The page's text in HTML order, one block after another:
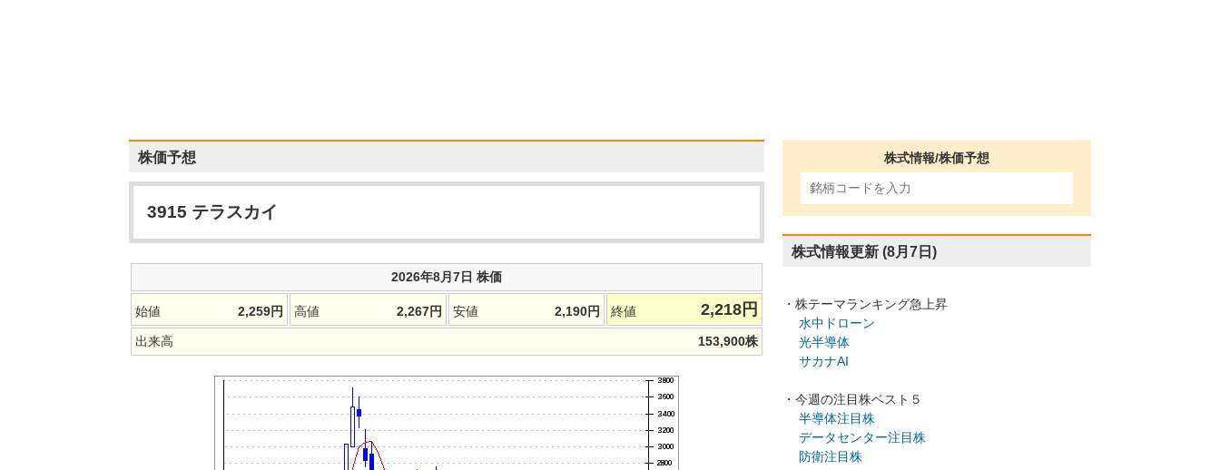
株価予想
3915 テラスカイ
2026年8月7日 株価
始値 2,259円 高値 2,267円 安値 2,190円 終値 2,218 円
出来高 153,900株
株式情報/株価予想
株式情報更新 (8月7日)
・株テーマランキング急上昇
水中ドローン
光半導体
サカナAI
・今週の注目株ベスト５
半導体注目株
データセンター注目株
防衛注目株